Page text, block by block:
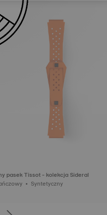
pasek Tissot - kolekcja Sideral
Pomarańczowy • Syntetyczny